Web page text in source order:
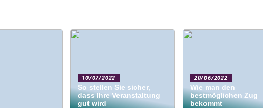
10/07/2022
So stellen Sie sicher,
dass Ihre Veranstaltung
gut wird
20/06/2022
Wie man den
bestmöglichen Zug
bekommt